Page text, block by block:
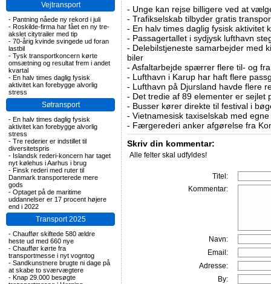
Vejtransport
- Pantning nåede ny rekord i juli
- Roskilde-firma har fået en ny tre-
akslet citytrailer med tip
- 70-årig kvinde svingede ud foran
lastbil
- Tysk transportkoncern kørte
omsætning og resultat frem i andet
kvartal
- En halv times daglig fysisk
aktivitet kan forebygge alvorlig
stress
Søtransport
- En halv times daglig fysisk
aktivitet kan forebygge alvorlig
stress
- Tre rederier er indstillet til
diversitetspris
- Islandsk rederi-koncern har taget
nyt kølehus i Aarhus i brug
- Finsk rederi med ruter til
Danmark transporterede mere
gods
- Optaget på de maritime
uddannelser er 17 procent højere
end i 2022
Transport 2025
- Chauffør skiftede 580 ældre
heste ud med 660 nye
- Chauffør kørte fra
transportmesse i nyt vogntog
- Sandkunstnere brugte ni dage på
at skabe to sværvægtere
- Knap 29.000 besøgte
- Unge kan rejse billigere ved at
- Trafikselskab tilbyder gratis
- En halv times daglig fysisk aktivitet
- Passagertallet i sydjysk lufthavn
- Delebilstjeneste samarbejder med
biler
- Asfaltarbejde spærrer flere til- og
- Lufthavn i Karup har haft flere
- Lufthavn på Djursland havde flere
- Det tredie af 89 elementer er sejlet
- Busser kører direkte til festival i
- Vietnamesisk taxiselskab med
- Færgerederi anker afgørelse fra
Skriv din kommentar:
Alle felter skal udfyldes!
Titel:
Kommentar:
Navn:
Email:
Adresse:
By: